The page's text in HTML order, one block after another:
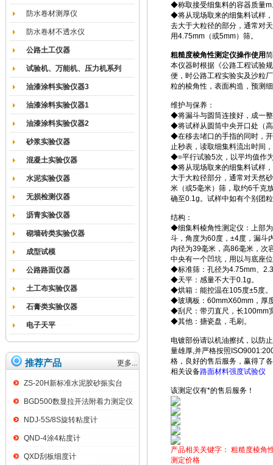
防水卷材测厚仪
防水卷材不透水仪
公路土工仪器
试验机、万能机、压力机系列
油漆涂料实验仪器3
油漆涂料实验仪器1
油漆涂料实验仪器2
砂浆实验仪器
混凝土实验仪器
水泥实验仪器
无损检测仪器
沥青实验仪器
砌墙砖类实验仪器
成型试模
公路路面仪器
土工布实验仪器
石膏类实验仪器
电子天平
推荐产品 更多...
ZS-20H新标准水泥胶砂振实台
BGD500数显拉开法附着力测定仪
NDJ-5S/8S旋转粘度计
QND-4涂4粘度计
QXD刮板细度计
◆称取接受细集料的容器质量m
◆将从现场取来的细集料试样
去大于大粒径的部分，通常对
用4.75mm（或5mm）筛。
粗糙度棱角性测定仪操作使用
本仪器时根据《公路工程试验
便，时公路工程实验实及沙粒
粒的棱角性，表面构造，预测
维护与保养：
◆将漏斗与圆筒连接好，成一
◆将试样从圆筒中央开口处（
◆在移去堵口的手指的同时，
止秒表，读取细集料流出时间
◆=平行试验5次，以平均值作
◆将从现场取来的细集料试样
大于大粒径部分，通常对天然
米（或5毫米）筛，取约6千克
确至0.1g。试样中如有个别团
结构：
◆细集料棱角性测定仪：上部
斗，角度为60度，±4度，漏斗
内径为39毫米，高86毫米，次
中央有一个凹坑，用以与底座
◆标准筛：孔径为4.75mm、
◆天平：感量不大于0.1g。
◆烘箱：能控温在105度±5度。
◆玻璃板：60mmX60mm，厚
◆刮尺：带刃直尺，长100mm
◆其他：搪瓷盘，毛刷。
电镀部份请以机油擦拭，以防
量雄厚,并严格按照
格，良好的售后服务，赢得了
相关设备路面材料强度试验仪
该测定仪有*的售后服务！
产品相关关键字： 粗糙度棱角
测定价格